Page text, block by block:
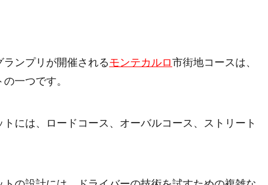
ランプリが開催されるモンテカルロ市街地コースは、
一つです。
トには、ロードコース、オーバルコース、ストリート